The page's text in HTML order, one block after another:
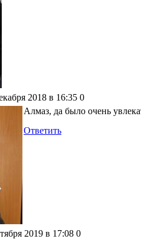
2018 в 16:35 0
Алмаз, да было очень
Ответить
2019 в 17:08 0